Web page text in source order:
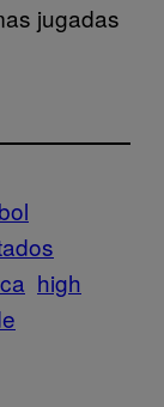
jugadas
high